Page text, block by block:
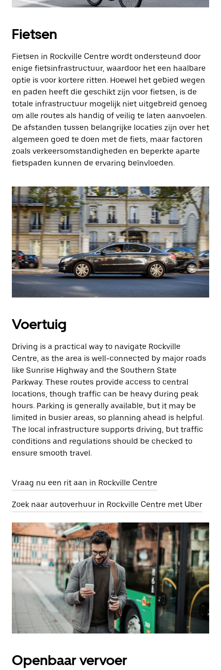
Fietsen
Fietsen in Rockville Centre wordt ondersteund door
enige fietsinfrastructuur, waardoor het een haalbare
optie is voor kortere ritten. Hoewel het gebied wegen
en paden heeft die geschikt zijn voor fietsen, is de
totale infrastructuur mogelijk niet uitgebreid genoeg
om alle routes als handig of veilig te laten aanvoelen.
De afstanden tussen belangrijke locaties zijn over het
algemeen goed te doen met de fiets, maar factoren
zoals verkeersomstandigheden en beperkte aparte
fietspaden kunnen de ervaring beïnvloeden.
Voertuig
Driving is a practical way to navigate Rockville
Centre, as the area is well-connected by major roads
like Sunrise Highway and the Southern State
Parkway. These routes provide access to central
locations, though traffic can be heavy during peak
hours. Parking is generally available, but it may be
limited in busier areas, so planning ahead is helpful.
The local infrastructure supports driving, but traffic
conditions and regulations should be checked to
ensure smooth travel.
Vraag nu een rit aan in Rockville Centre
Zoek naar autoverhuur in Rockville Centre met Uber
Openbaar vervoer